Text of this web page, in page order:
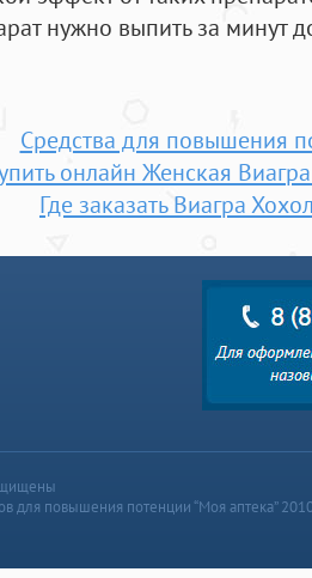
нужно выпить за минут
Средства для повышения
онлайн Женская
Где заказать Виагра
для повышения потенции “Моя аптека”